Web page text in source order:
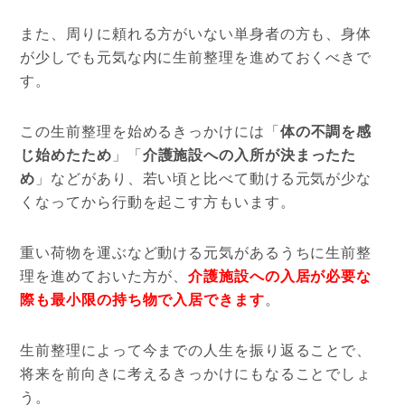
また、周りに頼れる方がいない単身者の方も、身体
が少しでも元気な内に生前整理を進めておくべきで
す。
この生前整理を始めるきっかけには「 体の不調を感
じ始めたため 」「 介護施設への入所が決まったた
め 」などがあり、若い頃と比べて動ける元気が少な
くなってから行動を起こす方もいます。
重い荷物を運ぶなど動ける元気があるうちに生前整
理を進めておいた方が、介護施設への入居が必要な
際も最小限の持ち物で入居できます。
生前整理によって今までの人生を振り返ることで、
将来を前向きに考えるきっかけにもなることでしょ
う。